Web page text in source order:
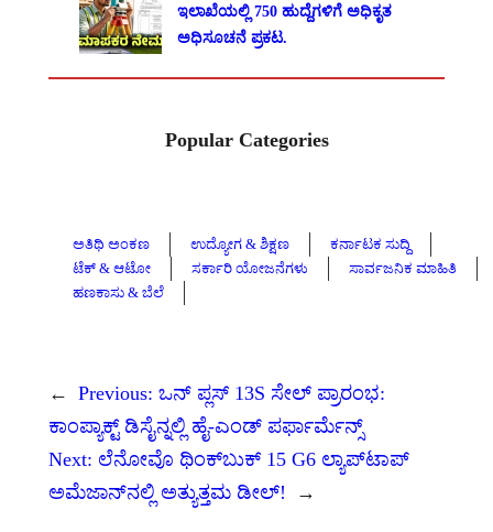
ಇಲಾಖೆಯಲ್ಲಿ 750 ಹುದ್ದೆಗಳಿಗೆ ಅಧಿಕೃತ
ಅಧಿಸೂಚನೆ ಪ್ರಕಟ.
Popular Categories
ಅತಿಥಿ ಅಂಕಣ ಉದ್ಯೋಗ & ಶಿಕ್ಷಣ
ಕರ್ನಾಟಕ ಸುದ್ದಿ
ಟೆಕ್ & ಆಟೋ
ಸರ್ಕಾರಿ ಯೋಜನೆಗಳು
ಸಾರ್ವಜನಿಕ ಮಾಹಿತಿ
ಹಣಕಾಸು & ಬೆಲೆ
← Previous: ಒನ್ ಪ್ಲಸ್ 13S ಸೇಲ್ ಪ್ರಾರಂಭ:
ಕಾಂಪ್ಯಾಕ್ಟ್ ಡಿಸೈನ್ನಲ್ಲಿ ಹೈ-ಎಂಡ್ ಪರ್ಫಾರ್ಮೆನ್ಸ್
Next: ಲೆನೋವೊ ಥಿಂಕ್‌ಬುಕ್ 15 G6 ಲ್ಯಾಪ್‌ಟಾಪ್
ಅಮೆಜಾನ್‌ನಲ್ಲಿ ಅತ್ಯುತ್ತಮ ಡೀಲ್!
→